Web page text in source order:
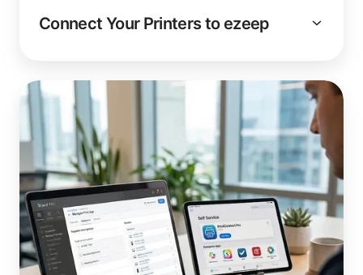
Connect Your Printers to ezeep